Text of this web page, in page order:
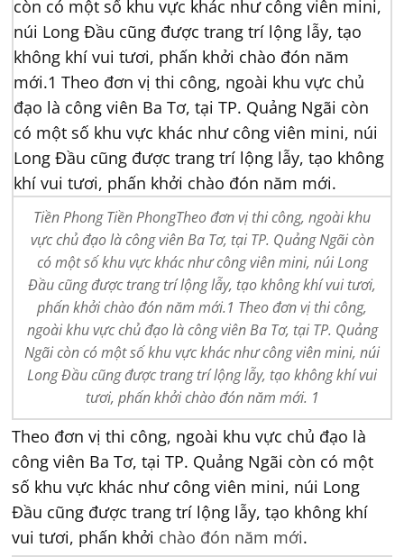
Tiền Phong Tiền PhongTheo đơn vị thi công, ngoài khu
vực chủ đạo là công viên Ba Tơ, tại TP. Quảng Ngãi còn
có một số khu vực khác như công viên mini, núi Long
Đầu cũng được trang trí lộng lẫy, tạo không khí vui tươi,
phấn khởi chào đón năm mới.1 Theo đơn vị thi công,
ngoài khu vực chủ đạo là công viên Ba Tơ, tại TP. Quảng
Ngãi còn có một số khu vực khác như công viên mini, núi
Long Đầu cũng được trang trí lộng lẫy, tạo không khí vui
tươi, phấn khởi chào đón năm mới. 1
Theo đơn vị thi công, ngoài khu vực chủ đạo là
công viên Ba Tơ, tại TP. Quảng Ngãi còn có một
số khu vực khác như công viên mini, núi Long
Đầu cũng được trang trí lộng lẫy, tạo không khí
vui tươi, phấn khởi chào đón năm mới.